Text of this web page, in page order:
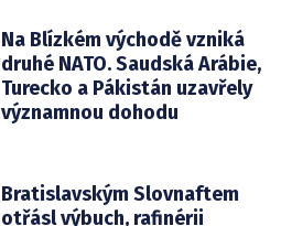
Na Blízkém východě vzniká
druhé NATO. Saudská Arábie,
Turecko a Pákistán uzavřely
významnou dohodu
Bratislavským Slovnaftem
otřásl výbuch, rafinérii